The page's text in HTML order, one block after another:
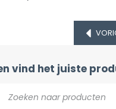
vind het juiste